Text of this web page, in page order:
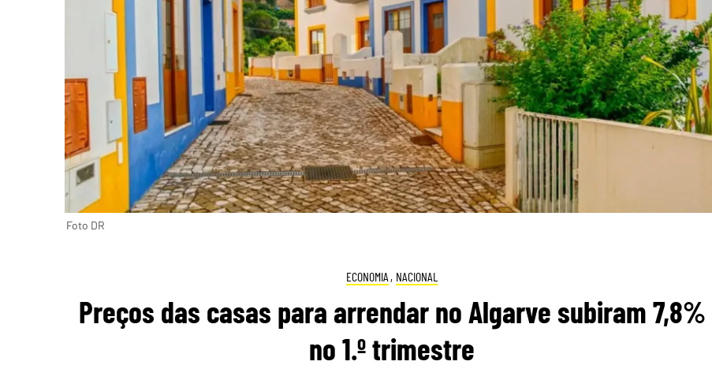
Foto DR
ECONOMIA , NACIONAL
Preços das casas para arrendar no Algarve subiram 7,8%
no 1.º trimestre